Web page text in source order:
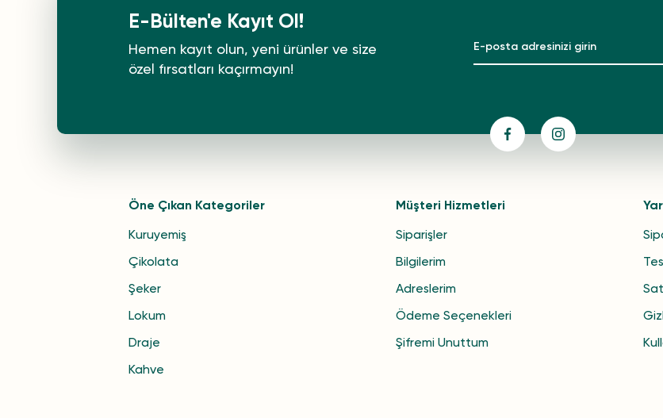
E-Bülten'e Kayıt Ol!
Hemen kayıt olun, yeni ürünler ve size
özel fırsatları kaçırmayın!
Öne Çıkan Kategoriler
Kuruyemiş
Çikolata
Şeker
Lokum
Draje
Kahve
Müşteri Hizmetleri
Siparişler
Bilgilerim
Adreslerim
Ödeme Seçenekleri
Şifremi Unuttum